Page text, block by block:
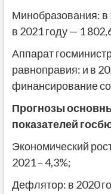
Минобразования: в
в 2021 году — 1
Аппарат
равноправия: и в
финансирование
Прогнозы
показателей
Экономический
2021 – 4,3%;
Дефлятор: в 2020